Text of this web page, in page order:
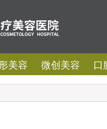
美容 微创美容 口